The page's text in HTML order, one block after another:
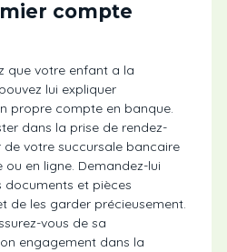
compte
que votre enfant a la
lui expliquer
propre compte en banque.
dans la prise de rendez-
de votre succursale bancaire
en ligne. Demandez-lui
documents et pièces
de les garder précieusement.
vous de sa
engagement dans la